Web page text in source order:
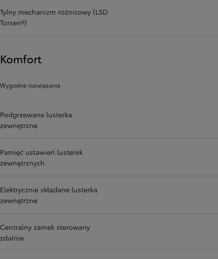
Tylny mechanizm różnicowy (LSD
Torsen®)
Komfort
Wygodne rozwiązania
Podgrzewane lusterka
zewnętrzne
Pamięć ustawień lusterek
zewnętrznych
Elektrycznie składane lusterka
zewnętrzne
Centralny zamek sterowany
zdalnie